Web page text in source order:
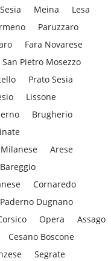
Meina
Lesa
Paruzzaro
Fara Novarese
San Pietro Mosezzo
Prato Sesia
Lissone
Brugherio
Arese
Bareggio
Cornaredo
Paderno Dugnano
Opera
Assago
Cesano Boscone
Segrate